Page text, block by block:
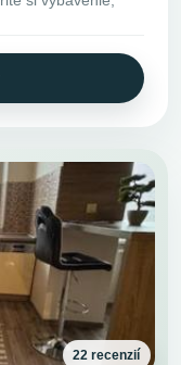
22 recenzií